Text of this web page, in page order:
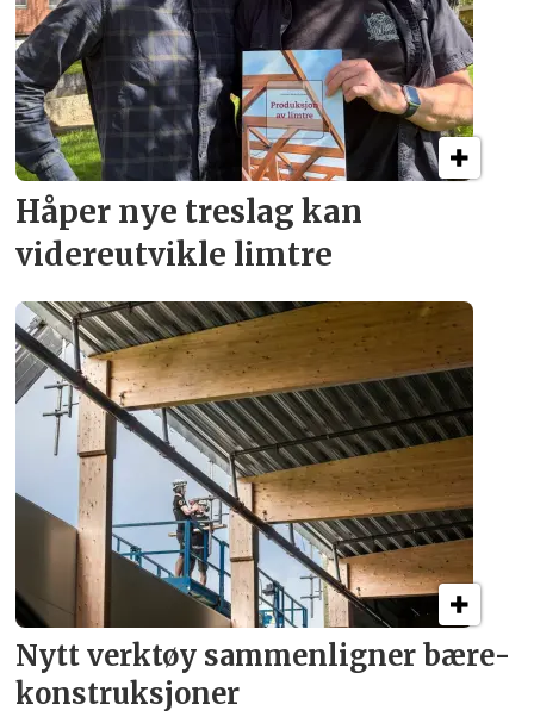
Håper nye treslag kan
videreutvikle limtre
Nytt verktøy sammenligner bære­
konstruksjoner